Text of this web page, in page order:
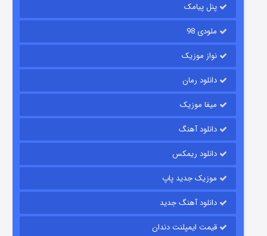
رویایی برای تو
قسمت
پنل پیامک
ملودی 98
نواز موزیک
دانلود رمان
میفا موزیک
دانلود آهنگ
دانلود ریمکس
موزیک جدید پاپ
دانلود آهنگ جدید
قیمت ایمپلنت دندان